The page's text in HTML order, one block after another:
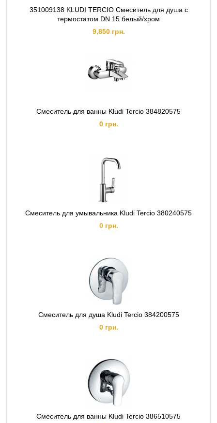
351009138 KLUDI TERCIO Смеситель для душа с
термостатом DN 15 белый/хром
9,850 грн.
Смеситель для ванны Kludi Tercio 384820575
0 грн.
Смеситель для умывальника Kludi Tercio 380240575
0 грн.
Cмеситель для душа Kludi Tercio 384200575
0 грн.
Cмеситель для ванны Kludi Tercio 386510575